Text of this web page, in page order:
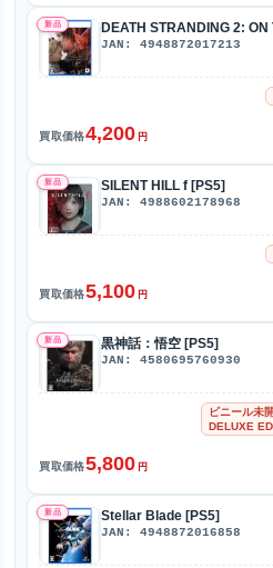
新品 DEATH STRANDING 2:
JAN: 4948872017213
買取価格4,200 円
新品 SILENT HILL f [PS5]
JAN: 4988602178968
買取価格5,100 円
新品 黒神話：悟空 [PS5]
JAN: 4580695760930
ビニール未
DELUXE
買取価格5,800 円
新品 Stellar Blade [PS5]
JAN: 4948872016858